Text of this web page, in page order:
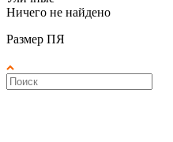
Ничего не найдено
Размер ПЯ